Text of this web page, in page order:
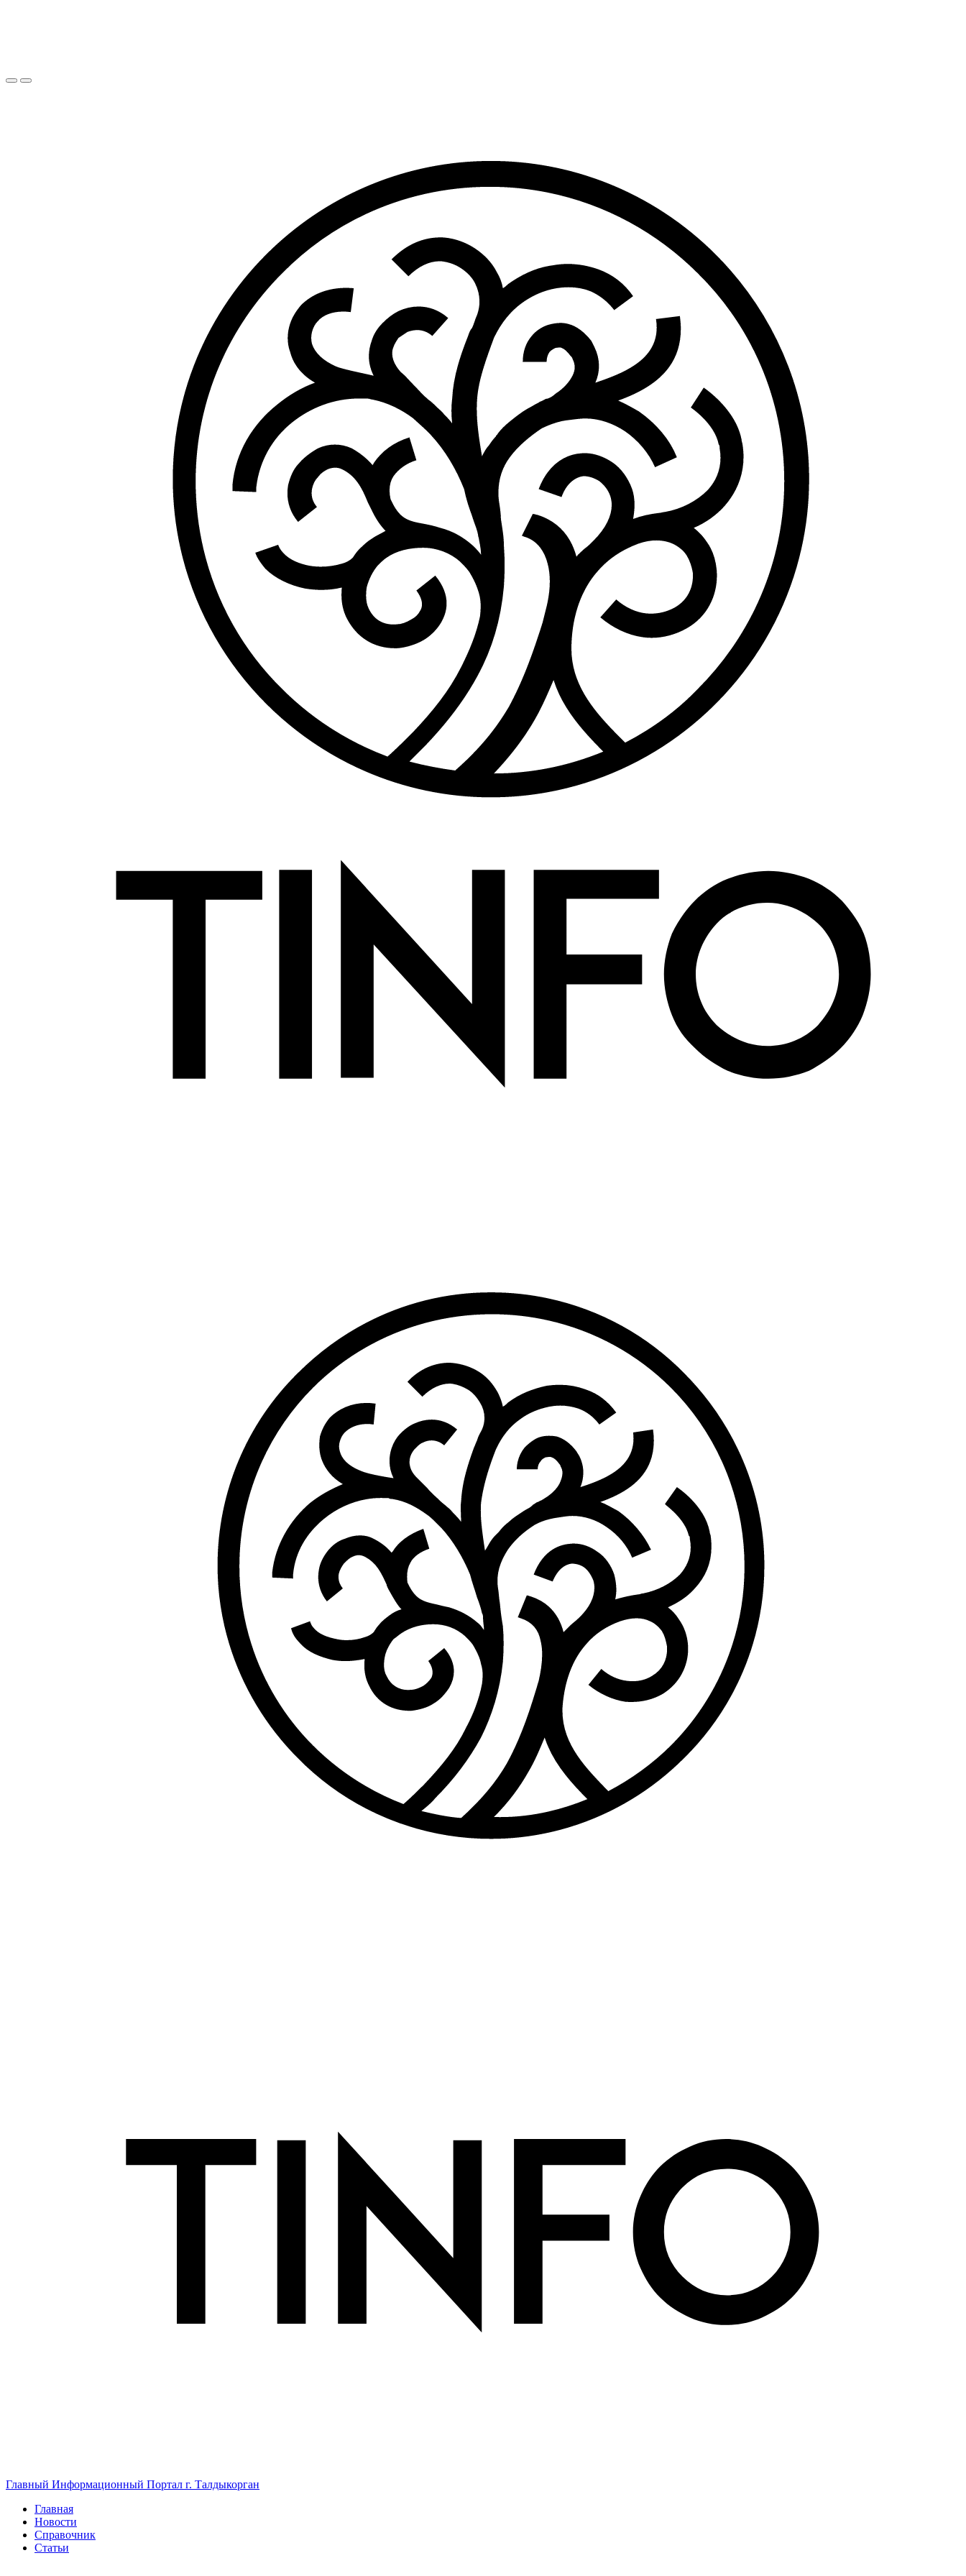
Главный Информационный Портал г. Талдыкорган
Главная
Новости
Справочник
Статьи